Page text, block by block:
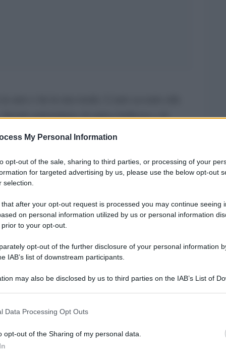
My Personal Information
opt-out of the sale, sharing to third parties, or processing of your
for targeted advertising by us, please use the below opt-out
selection.
that after your opt-out request is processed you may continue seeing
on personal information utilized by us or personal information
to your opt-out.
opt-out of the further disclosure of your personal information
IAB’s list of downstream participants.
may also be disclosed by us to third parties on the IAB’s List of
including but not limited to your visit or usage behaviour. You may click
to Google and its third-party tags to use your data for below specified
consent section.
Data Processing Opt Outs
opt-out of the Sharing of my personal data.
litorale palermitano di antica bellezza e di
l’estate è lunga e che per i due bambini
una casa poteva permettersela, poi, perso il
clemente di stelle di Palermo. I due bambini,
che in queste condizioni, Rosalia, la
a termine una gravidanza. Erano due gemelli,
in un’auto sono troppi.
vita ormai da due mesi. Antonio e la sua
poi tutti nuovamente in auto. In questi giorni
Ci sono Ciprì, Lo Cascio e la Quatriglio.
annuncia bellissimo. “Un capolavoro!”, mi